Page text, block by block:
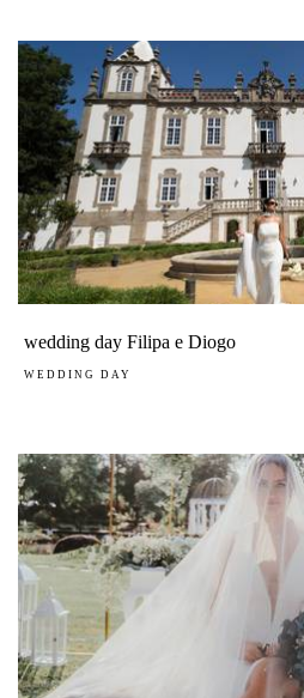
wedding day Filipa e Diogo
WEDDING DAY